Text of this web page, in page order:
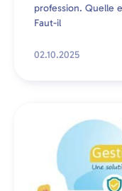
profession. Quelle
Faut-il
02.10.2025